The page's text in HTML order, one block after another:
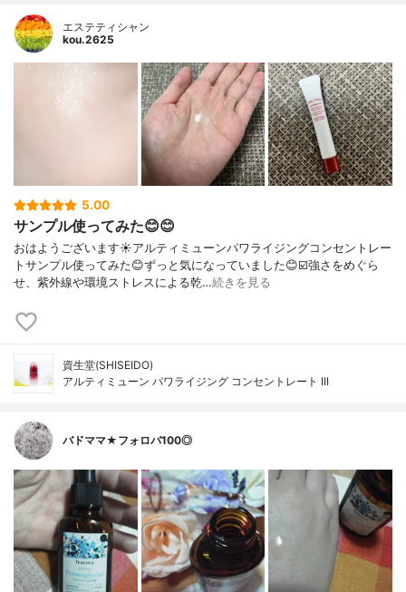
エステティシャン
kou.2625
5.00
サンプル使ってみた😊😊
おはようございます☀アルティミューンパワライジングコンセントレー
トサンプル使ってみた😊ずっと気になっていました😊☑️強さをめぐら
せ、紫外線や環境ストレスによる乾…続きを見る
資生堂(SHISEIDO)
アルティミューン パワライジング コンセントレート III
バドママ★フォロバ100◎